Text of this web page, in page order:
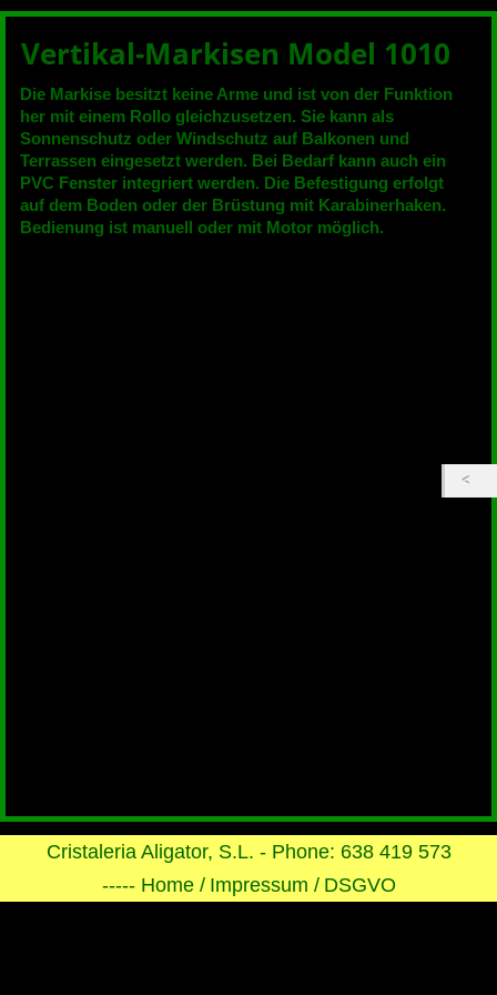
Vertikal-Markisen Model 1010
Die Markise besitzt keine Arme und ist von der Funktion
her mit einem Rollo gleichzusetzen. Sie kann als
Sonnenschutz oder Windschutz auf Balkonen und
Terrassen eingesetzt werden. Bei Bedarf kann auch ein
PVC Fenster integriert werden. Die Befestigung erfolgt
auf dem Boden oder der Brüstung mit Karabinerhaken.
Bedienung ist manuell oder mit Motor möglich.
Cristaleria Aligator, S.L. - Phone: 638 419 573
----- Home / Impressum / DSGVO